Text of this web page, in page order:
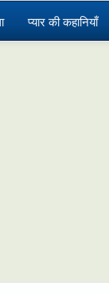
प्यार की कहानियाँ